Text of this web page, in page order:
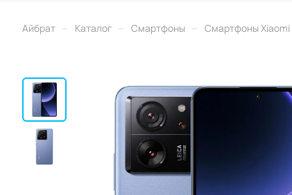
Айбрат – Каталог – Смартфоны – Смартфоны Xiaomi